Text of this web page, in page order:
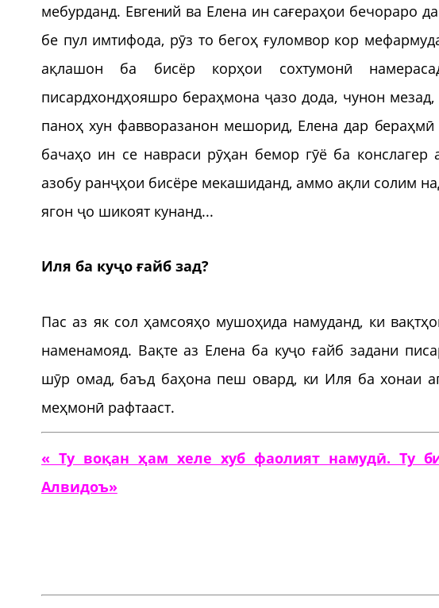
мебурданд. Евгений ва Елена ин сағераҳои бечораро
бе пул имтифода, рӯз то бегоҳ ғуломвор кор
ақлашон ба бисёр корҳои сохтумонӣ
писардхондҳояшро бераҳмона ҷазо дода, чунон
паноҳ хун фавворазанон мешорид, Елена дар
бачаҳо ин се навраси рӯҳан бемор гӯё ба
азобу ранҷҳои бисёре мекашиданд, аммо ақли солим
ягон ҷо шикоят кунанд...
Иля ба куҷо ғайб зад?
Пас аз як сол ҳамсояҳо мушоҳида намуданд, ки
наменамояд. Вақте аз Елена ба куҷо ғайб задани
шӯр омад, баъд баҳона пеш овард, ки Иля ба хонаи
меҳмонӣ рафтааст.
« Ту воқан ҳам хеле хуб фаолият намудӣ. Ту
Алвидоъ»